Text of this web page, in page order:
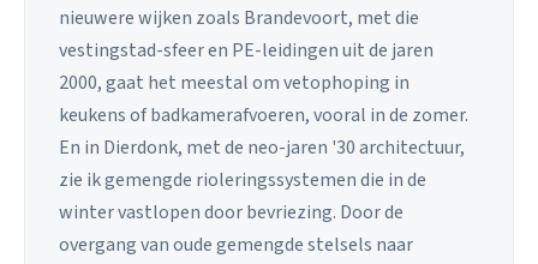
nieuwere wijken zoals Brandevoort, met die
vestingstad-sfeer en PE-leidingen uit de jaren
2000, gaat het meestal om vetophoping in
keukens of badkamerafvoeren, vooral in de zomer.
En in Dierdonk, met de neo-jaren '30 architectuur,
zie ik gemengde rioleringssystemen die in de
winter vastlopen door bevriezing. Door de
overgang van oude gemengde stelsels naar